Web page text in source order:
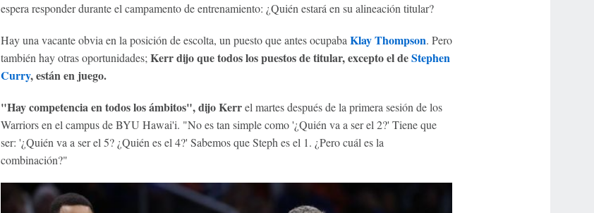
espera responder durante el campamento de entrenamiento: ¿Quién estará en su alineación titular?
Hay una vacante obvia en la posición de escolta, un puesto que antes ocupaba Klay Thompson. Pero
también hay otras oportunidades; Kerr dijo que todos los puestos de titular, excepto el deStephen
Curry, están en juego.
"Hay competencia en todos los ámbitos", dijo Kerrel martes después de la primera sesión de los
Warriors en el campus de BYU Hawai'i. "No es tan simple como '¿Quién va a ser el 2?' Tiene que
ser: '¿Quién va a ser el 5? ¿Quién es el 4?' Sabemos que Steph es el 1. ¿Pero cuál es la
combinación?"